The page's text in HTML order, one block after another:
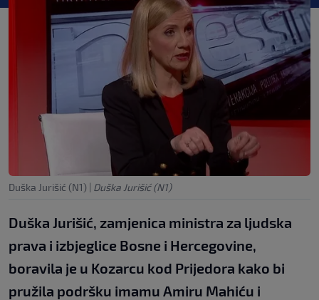
Duška Jurišić (N1) | Duška Jurišić (N1)
Duška Jurišić, zamjenica ministra za ljudska
prava i izbjeglice Bosne i Hercegovine,
boravila je u Kozarcu kod Prijedora kako bi
pružila podršku imamu Amiru Mahiću i